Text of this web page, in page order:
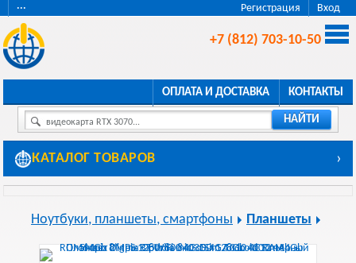
Регистрация Вход
···
+7 (812) 703-10-50
ОПЛАТА И ДОСТАВКА КОНТАКТЫ
видеокарта RTX 3070... НАЙТИ
КАТАЛОГ ТОВАРОВ ›
Ноутбуки, планшеты, смартфоны Планшеты